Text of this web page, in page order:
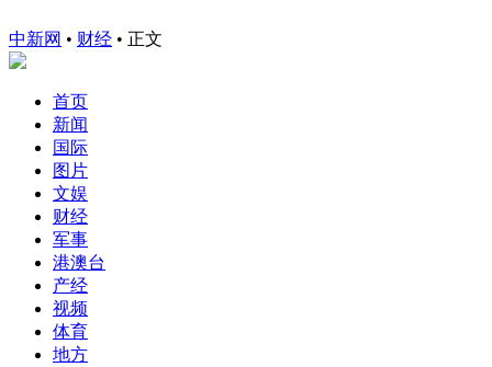
中新网 • 财经 • 正文
首页
新闻
国际
图片
文娱
财经
军事
港澳台
产经
视频
体育
地方